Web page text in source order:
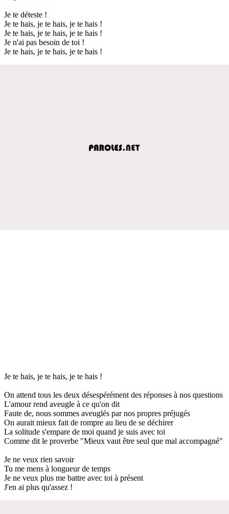
Je te déteste !
Je te hais, je te hais, je te hais !
Je te hais, je te hais, je te hais !
Je n'ai pas besoin de toi !
Je te hais, je te hais, je te hais !
Je te hais, je te hais, je te hais !
On attend tous les deux désespérément des réponses à nos questions
L'amour rend aveugle à ce qu'on dit
Faute de, nous sommes aveuglés par nos propres préjugés
On aurait mieux fait de rompre au lieu de se déchirer
La solitude s'empare de moi quand je suis avec toi
Comme dit le proverbe "Mieux vaut être seul que mal accompagné"
Je ne veux rien savoir
Tu me mens à longueur de temps
Je ne veux plus me battre avec toi à présent
J'en ai plus qu'assez !